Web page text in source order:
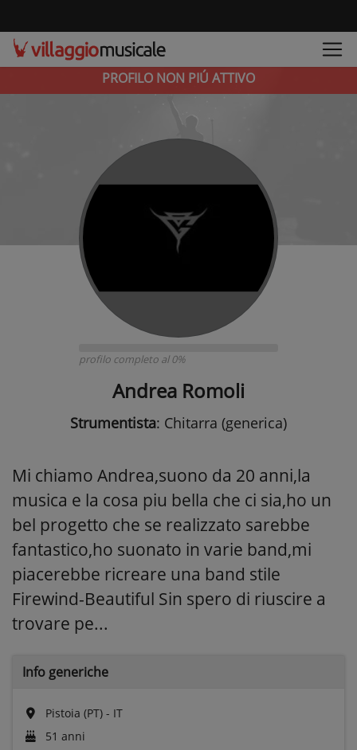
PROFILO NON PIÚ ATTIVO
profilo completo al 0%
Andrea Romoli
Strumentista: Chitarra (generica)
Mi chiamo Andrea,suono da 20 anni,la
musica e la cosa piu bella che ci sia,ho un
bel progetto che se realizzato sarebbe
fantastico,ho suonato in varie band,mi
piacerebbe ricreare una band stile
Firewind-Beautiful Sin spero di riuscire a
trovare pe...
Info generiche
Pistoia (PT) - IT
51 anni